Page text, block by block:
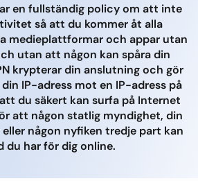
en fullständig policy om att inte
så att du kommer åt alla
medieplattformar och appar utan
utan att någon kan spåra din
krypterar din anslutning och gör
IP-adress mot en IP-adress på
du säkert kan surfa på Internet
att någon statlig myndighet, din
någon nyfiken tredje part kan
du har för dig online.